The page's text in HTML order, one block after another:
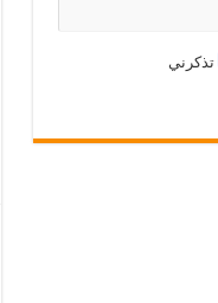
تذكرني